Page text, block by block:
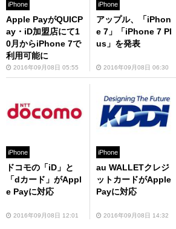
iPhone
Apple PayがQUICP
ay・iD加盟店にて1
0月からiPhone 7で
利用可能に
2016年09月08日 05:55
iPhone
アップル、「iPhon
e 7」「iPhone 7 Pl
us」を発表
2016年09月08日 06:30
iPhone
ドコモの「iD」と
「dカード」がAppl
e Payに対応
2016年09月08日 12:01
iPhone
au WALLETクレジ
ットカードがApple
Payに対応
2016年09月08日 14:32